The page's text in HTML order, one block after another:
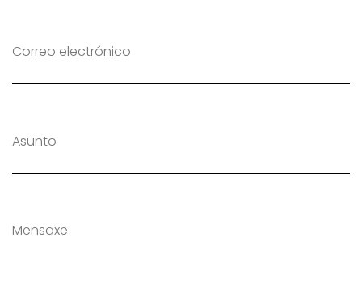
Correo electrónico
Asunto
Mensaxe